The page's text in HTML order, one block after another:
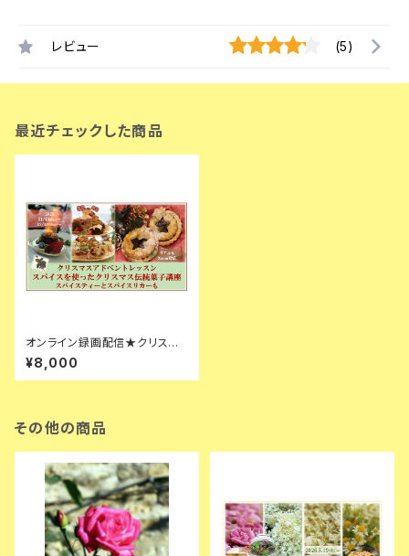
レビュー (5)
最近チェックした商品
オンライン録画配信★クリスマ
ス英国伝統菓子レッスン★ミン
スミートとミンスパイと
¥8,000
その他の商品